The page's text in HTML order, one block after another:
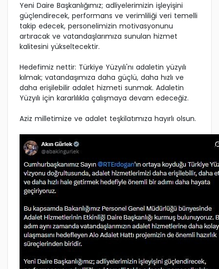
Yeni Daire Başkanlığımız; adliyelerimizin işleyişini
güçlendirecek, performans ve verimliliği veri temelli
takip edecek, personelimizin motivasyonunu
artıracak ve vatandaşlarımıza sunulan hizmet
kalitesini yükseltecektir.
Hedefimiz nettir: Türkiye Yüzyılı'nı adaletin yüzyılı
kılmak; vatandaşımıza daha güçlü, daha hızlı ve
daha erişilebilir adalet hizmeti sunmak. Adaletin
Yüzyılı için kararlılıkla çalışmaya devam edeceğiz.
Aziz milletimize ve adalet teşkilatımıza hayırlı olsun.